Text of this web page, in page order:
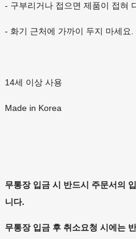
- 구부리거나 접으면 제품이 접혀
- 화기 근처에 가까이 두지 마세요.
14세 이상 사용
Made in Korea
무통장 입금 시 반드시 주문서의
니다.
무통장 입금 후 취소요청 시에는